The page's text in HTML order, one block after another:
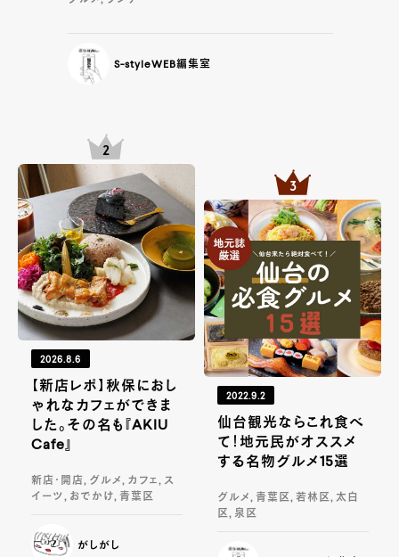
S-styleWEB編集室
2026.8.6
【新店レポ】秋保におし
ゃれなカフェができま
した。その名も『AKIU
Cafe』
新店・開店, グルメ, カフェ, ス
イーツ, おでかけ, 青葉区
がしがし
2022.9.2
仙台観光ならこれ食べ
て！地元民がオススメ
する名物グルメ15選
グルメ, 青葉区, 若林区, 太白
区, 泉区